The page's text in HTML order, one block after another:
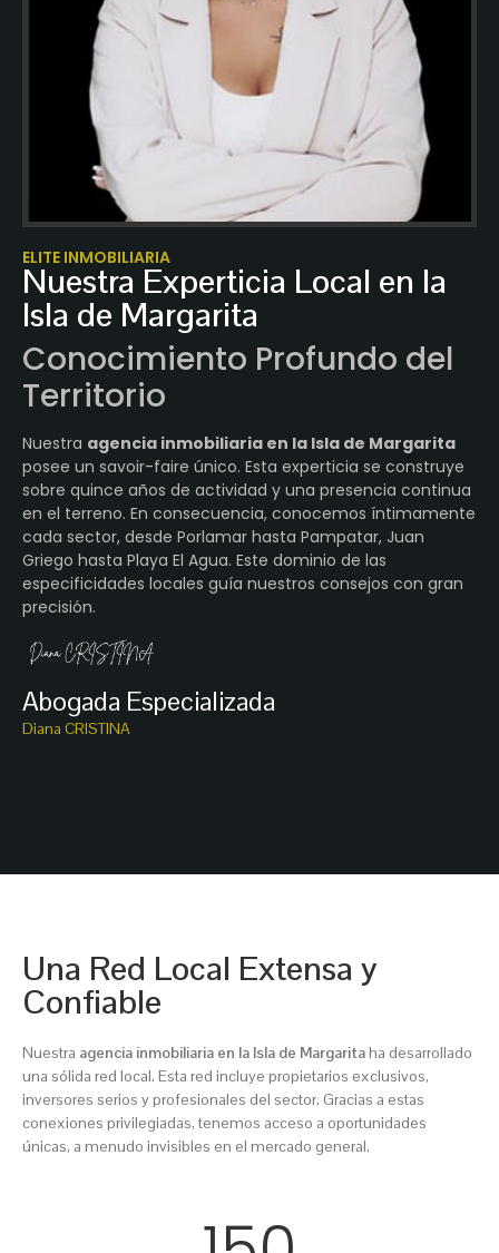
ELITE INMOBILIARIA
Nuestra Experticia Local en la
Isla de Margarita
Conocimiento Profundo del
Territorio
Nuestra agencia inmobiliaria en la Isla de Margarita
posee un savoir-faire único. Esta experticia se construye
sobre quince años de actividad y una presencia continua
en el terreno. En consecuencia, conocemos íntimamente
cada sector, desde Porlamar hasta Pampatar, Juan
Griego hasta Playa El Agua. Este dominio de las
especificidades locales guía nuestros consejos con gran
precisión.
Abogada Especializada
Diana CRISTINA
Una Red Local Extensa y
Confiable
Nuestra agencia inmobiliaria en la Isla de Margaritaha desarrollado
una sólida red local. Esta red incluye propietarios exclusivos,
inversores serios y profesionales del sector. Gracias a estas
conexiones privilegiadas, tenemos acceso a oportunidades
únicas, a menudo invisibles en el mercado general.